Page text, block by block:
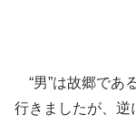
“男”は故郷であ
行きましたが、逆